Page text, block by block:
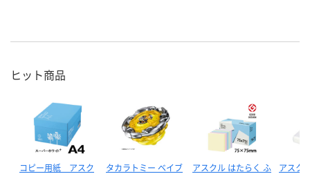
ヒット商品
コピー用紙 アスク
タカラトミー ベイブ
アスクル はたらく ふ
アスク